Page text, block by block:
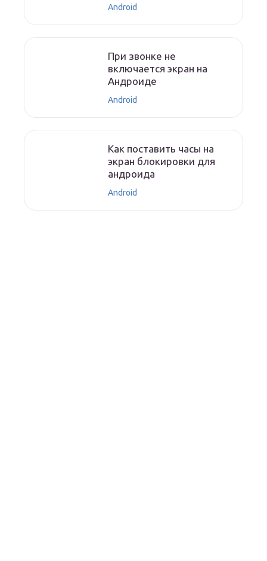
Android
При звонке не
включается экран на
Андроиде
Android
Как поставить часы на
экран блокировки для
андроида
Android